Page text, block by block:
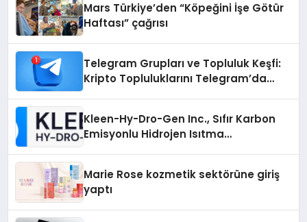
Mars Türkiye’den “Köpeğini İşe Götür
Haftası” çağrısı
Telegram Grupları ve Topluluk Keşfi:
Kripto Topluluklarını Telegram’da
Kleen-Hy-Dro-Gen Inc., Sıfır Karbon
Emisyonlu Hidrojen Isıtma
Marie Rose kozmetik sektörüne giriş
yaptı